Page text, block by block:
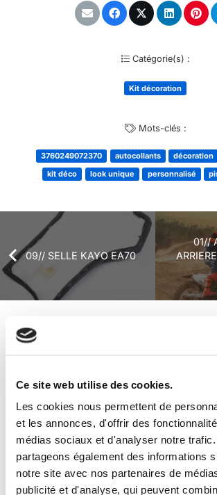
Ce site web utilise des cookies.
Les cookies nous permettent de
et les annonces, d'offrir des
médias sociaux et d'analyser notre
partageons également des informations
notre site avec nos partenaires de
publicité et d'analyse, qui peuvent
Catégorie(s) :
Kit décoration
Mots-clés :
3760249072370 autocollants décoration
kit déco
look unique personnalisé
09// SELLE KAYO EA70
01//